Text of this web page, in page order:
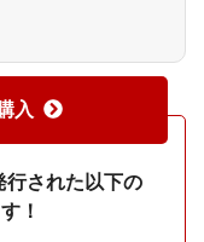
入
行された以下の
！